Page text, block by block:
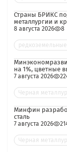
Страны БРИКС
металлургии и
8 августа 2026 8
на 1%, цветные
7 августа 2026
Черная
Минфин
сталь
7 августа 2026
Черная